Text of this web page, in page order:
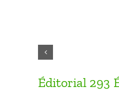
Éditorial 293